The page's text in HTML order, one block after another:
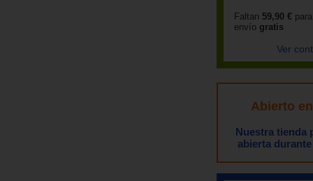
Faltan 59,90 €
envío gratis
Ver
Abierto
Nuestra tienda
abierta